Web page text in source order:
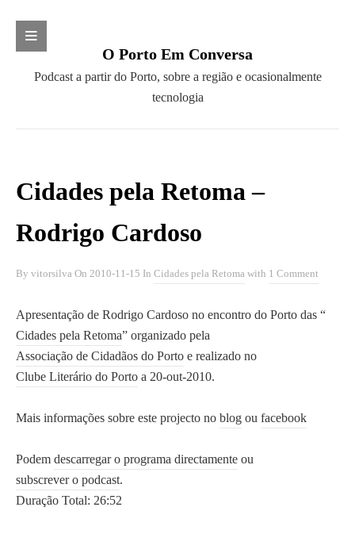
r
f
Search
Campo Aberto
Clube dos Pensadores
Convergir
Fundação SPES
Future Places
Ignite Portugal
Ilhas e Bairros do Porto
JF S. Ildefonso
do Tua
O Porto em Conversa
Olhares Cruzados sobre o Porto
O Porto Em Conversa
t
p
i
r
d
o
o
t
o
,
Podcast a partir do Porto, sobre a região e ocasionalmente
tecnologia
Cidades pela Retoma –
Rodrigo Cardoso
By vitorsilva On 2010-11-15 In Cidades pela Retoma with 1 Comment
Apresentação de Rodrigo Cardoso no encontro do Porto das “
Cidades pela Retoma” organizado pela
Associação de Cidadãos do Porto e realizado no
Clube Literário do Porto a 20-out-2010.
Mais informações sobre este projecto no blog ou facebook
Podem descarregar o programa directamente ou
subscrever o podcast.
Duração Total: 26:52